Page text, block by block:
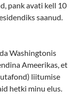
pank avati kell 10
saanud.
Washingtonis
Ameerikas, et
liitumise
hetki minu elus.